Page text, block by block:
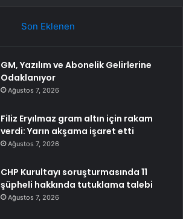
Son Eklenen
GM, Yazılım ve Abonelik Gelirlerine
Odaklanıyor
Ağustos 7, 2026
Filiz Eryılmaz gram altın için rakam
verdi: Yarın akşama işaret etti
Ağustos 7, 2026
CHP Kurultayı soruşturmasında 11
şüpheli hakkında tutuklama talebi
Ağustos 7, 2026